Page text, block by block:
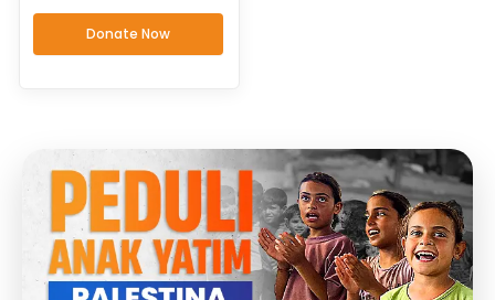
Donate Now